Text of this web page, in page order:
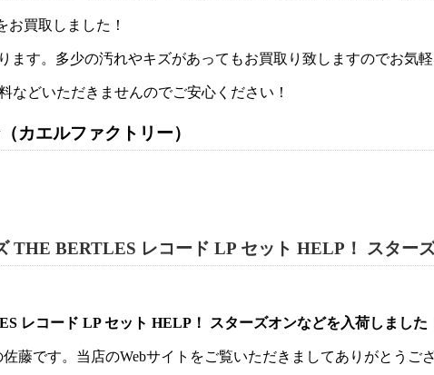
買取しました！
す。多少の汚れやキズがあってもお買取り致しますのでお気
どいただきませんのでご安心ください！
カエルファクトリー）
BERTLES レコード LP セット HELP！ スター
レコード LP セット HELP！ スターズオンなどを入荷しました
藤です。当店のWebサイトをご覧いただきましてありがとうご